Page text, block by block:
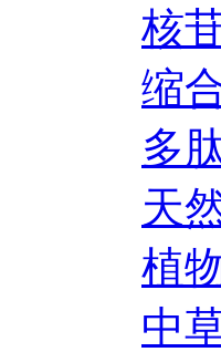
核
缩
多
天
植
中